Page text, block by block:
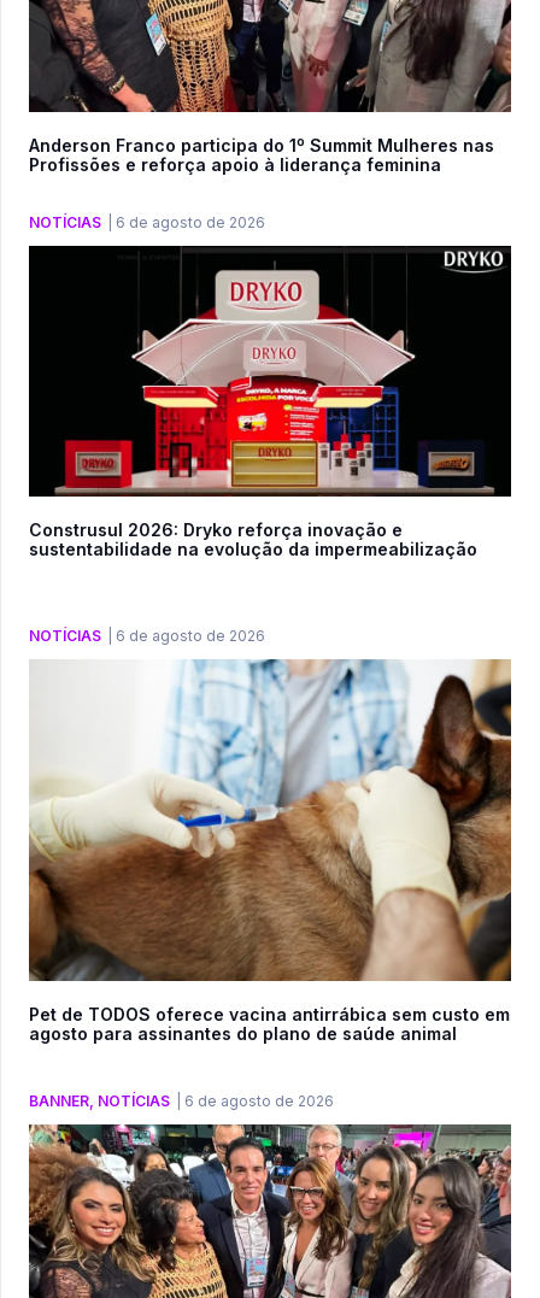
Anderson Franco participa do 1º Summit Mulheres nas
Profissões e reforça apoio à liderança feminina
NOTÍCIAS 6 de agosto de 2026
Construsul 2026: Dryko reforça inovação e
sustentabilidade na evolução da impermeabilização
NOTÍCIAS 6 de agosto de 2026
Pet de TODOS oferece vacina antirrábica sem custo em
agosto para assinantes do plano de saúde animal
BANNER NOTÍCIAS 6 de agosto de 2026